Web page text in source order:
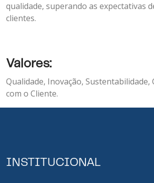
qualidade, superando as expectativas
clientes.
Valores:
Qualidade, Inovação, Sustentabilidade,
com o Cliente.
INSTITUCIONAL